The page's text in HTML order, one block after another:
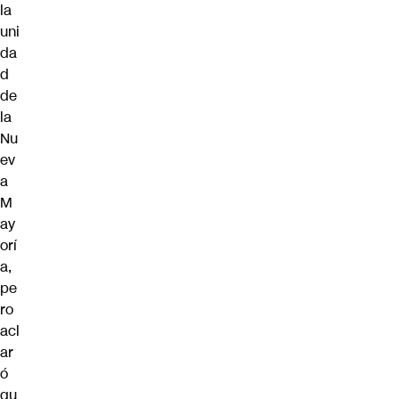
la
uni
da
d
de
la
Nu
ev
a
M
ay
orí
a,
pe
ro
acl
ar
ó
qu